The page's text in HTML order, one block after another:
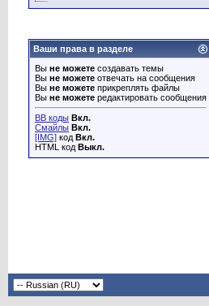
Ваши права в разделе
Вы не можете создавать темы
Вы не можете отвечать на сообщения
Вы не можете прикреплять файлы
Вы не можете редактировать сообщения
BB коды Вкл.
Смайлы Вкл.
[IMG] код Вкл.
HTML код Выкл.